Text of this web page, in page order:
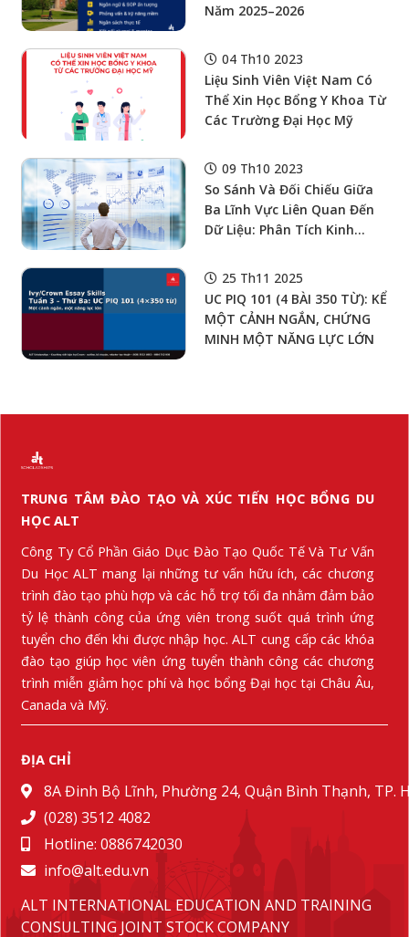
Năm 2025–2026
04 Th10 2023
Liệu Sinh Viên Việt Nam Có
Thể Xin Học Bổng Y Khoa Từ
Các Trường Đại Học Mỹ
09 Th10 2023
So Sánh Và Đối Chiếu Giữa
Ba Lĩnh Vực Liên Quan Đến
Dữ Liệu: Phân Tích Kinh
Và Khoa Học Dữ Liệu.
25 Th11 2025
UC PIQ 101 (4 BÀI 350 TỪ): KỂ
MỘT CẢNH NGẮN, CHỨNG
MINH MỘT NĂNG LỰC LỚN
TRUNG TÂM ĐÀO TẠO VÀ XÚC TIẾN HỌC BỔNG DU
HỌC ALT
Công Ty Cổ Phần Giáo Dục Đào Tạo Quốc Tế Và Tư Vấn
Du Học ALT mang lại những tư vấn hữu ích, các chương
trình đào tạo phù hợp và các hỗ trợ tối đa nhằm đảm bảo
tỷ lệ thành công của ứng viên trong suốt quá trình ứng
tuyển cho đến khi được nhập học. ALT cung cấp các khóa
đào tạo giúp học viên ứng tuyển thành công các chương
trình miễn giảm học phí và học bổng Đại học tại Châu Âu,
Canada và Mỹ.
ĐỊA CHỈ
8A Đinh Bộ Lĩnh, Phường 24, Quận Bình Thạnh, TP.
(028) 3512 4082
Hotline: 0886742030
info@alt.edu.vn
ALT INTERNATIONAL EDUCATION AND TRAINING
CONSULTING JOINT STOCK COMPANY